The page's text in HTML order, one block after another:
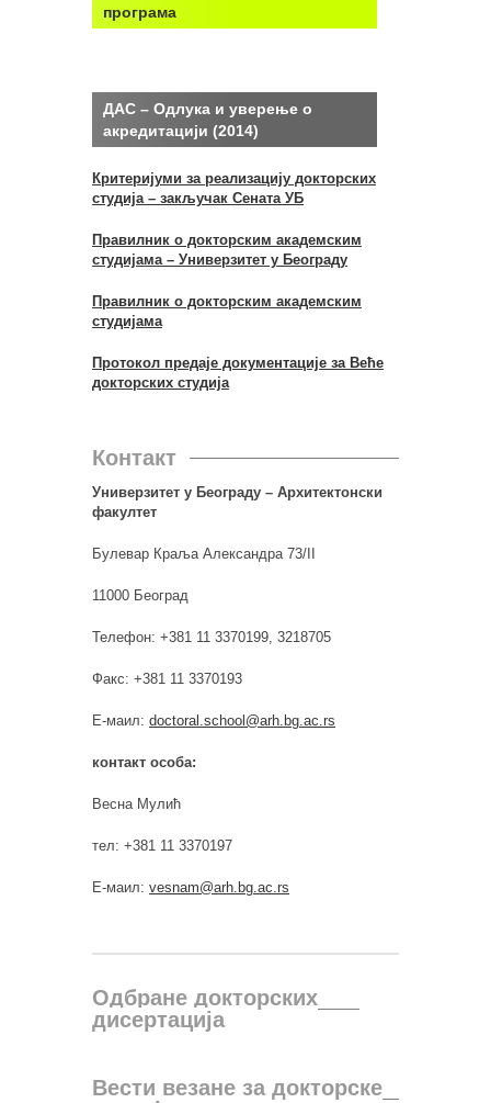
програма
ДАС – Одлука и уверење о
акредитацији (2014)
Критеријуми за реализацију докторских
студија – закључак Сената УБ
Правилник о докторским академским
студијама – Универзитет у Београду
Правилник о докторским академским
студијама
Протокол предаје документације за Веће
докторских студија
Контакт
Универзитет у Београду – Архитектонски
факултет
Булевар Краља Александра 73/II
11000 Београд
Телефон: +381 11 3370199, 3218705
Факс: +381 11 3370193
Е-маил: doctoral.school@arh.bg.ac.rs
контакт особа:
Весна Мулић
тел: +381 11 3370197
Е-маил: vesnam@arh.bg.ac.rs
Одбране докторских
дисертација
Вести везане за докторске